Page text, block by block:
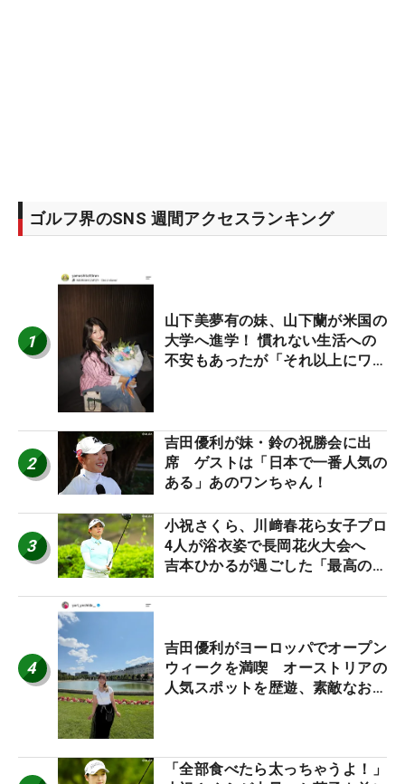
ゴルフ界のSNS 週間アクセスランキング
1
山下美夢有の妹、山下蘭が米国の
大学へ進学！ 慣れない生活への
不安もあったが「それ以上にワク
2
吉田優利が妹・鈴の祝勝会に出
席 ゲストは「日本で一番人気の
ある」あのワンちゃん！
3
小祝さくら、川﨑春花ら女子プロ
4人が浴衣姿で長岡花火大会へ
吉本ひかるが過ごした「最高の夏
4
吉田優利がヨーロッパでオープン
ウィークを満喫 オーストリアの
人気スポットを歴遊、素敵なお土
「全部食べたら太っちゃうよ！」